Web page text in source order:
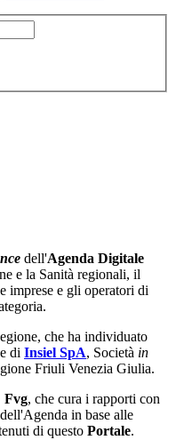
dell'Agenda Digitale
e la Sanità regionali, il
imprese e gli operatori di
che ha individuato
di Insiel SpA, Società in
Friuli Venezia Giulia.
Fvg, che cura i rapporti con
in base alle
di questo Portale.